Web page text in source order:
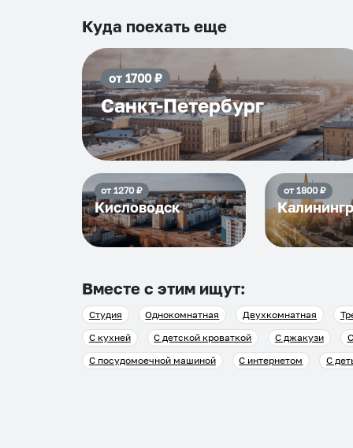
Куда поехать еще
от 1700₽
Санкт-Петербург
от 1270₽
Кисловодск
от 1800₽
Вместе с этим ищут:
Студия Однокомнатная Двухкомнатная
С кухней
С детской кроваткой С джакузи
С посудомоечной машиной
С интернетом С